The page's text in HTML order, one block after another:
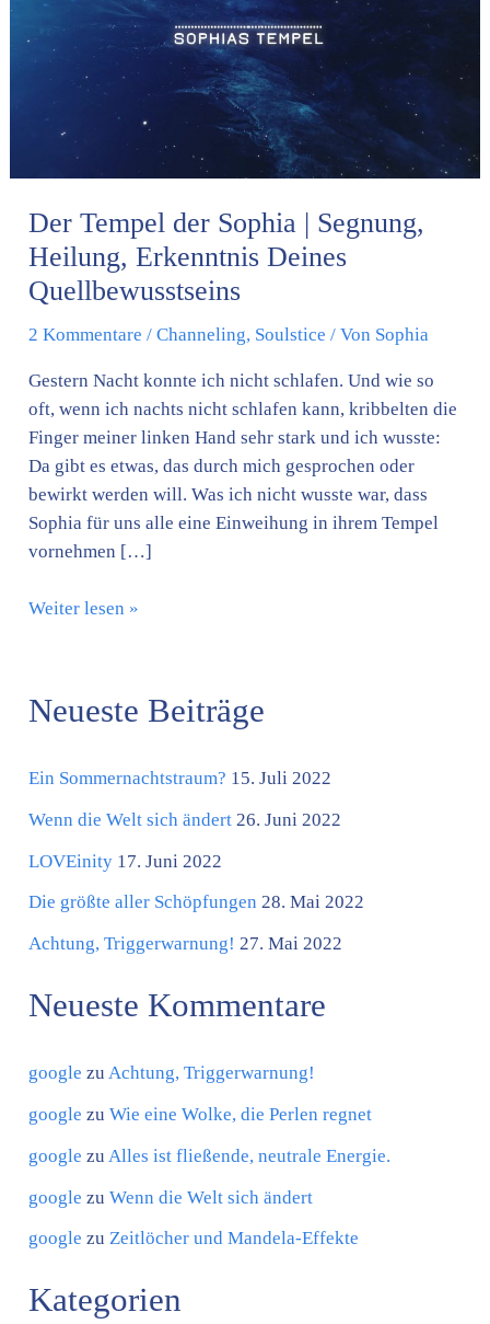
Der Tempel der Sophia | Segnung,
Heilung, Erkenntnis Deines
Quellbewusstseins
2 Kommentare /Channeling, Soulstice / Von Sophia
Gestern Nacht konnte ich nicht schlafen. Und wie so
oft, wenn ich nachts nicht schlafen kann, kribbelten die
Finger meiner linken Hand sehr stark und ich wusste:
Da gibt es etwas, das durch mich gesprochen oder
bewirkt werden will. Was ich nicht wusste war, dass
Sophia für uns alle eine Einweihung in ihrem Tempel
vornehmen […]
Segnung,
Heilung,
Deines
Quellbewusstseins
Weiter lesen »
Neueste Beiträge
Ein Sommernachtstraum? 15. Juli 2022
Wenn die Welt sich ändert 26. Juni 2022
LOVEinity 17. Juni 2022
Die größte aller Schöpfungen 28. Mai 2022
Achtung, Triggerwarnung! 27. Mai 2022
Neueste Kommentare
google zuAchtung, Triggerwarnung!
google zuWie eine Wolke, die Perlen regnet
google zu Alles ist fließende, neutrale Energie.
google zuWenn die Welt sich ändert
google zuZeitlöcher und Mandela-Effekte
Kategorien
K
t
e
g
o
e